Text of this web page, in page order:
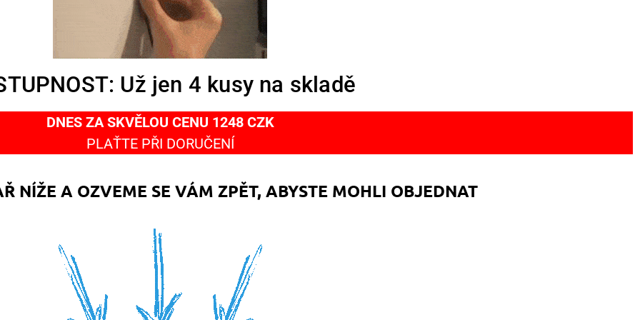
Už jen 4 kusy na skladě
DNES ZA SKVĚLOU CENU 1248 CZK
PLAŤTE PŘI DORUČENÍ
NÍŽE A OZVEME SE VÁM ZPĚT, ABYSTE MOHLI OBJEDNAT